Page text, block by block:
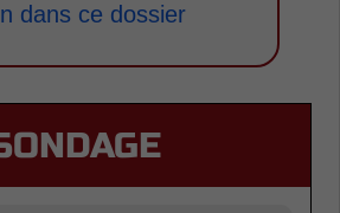
dans ce dossier